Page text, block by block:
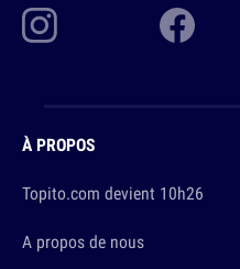
À PROPOS
Topito.com devient 10h26
A propos de nous